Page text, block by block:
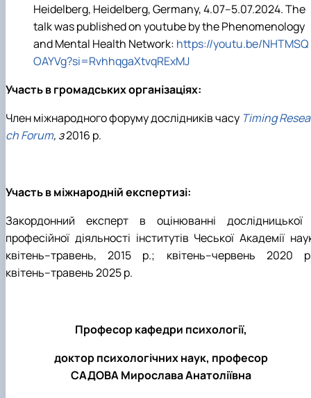
Heidelberg, Heidelberg, Germany, 4.07–5.07.2024. The
talk was published on youtube by the Phenomenology
and Mental Health Network: https://youtu.be/NHTMSQ
OAYVg?si=RvhhqgaXtvqRExMJ
Участь в громадських організаціях:
Член міжнародного форуму дослідників часу Timing
ch Forum, з2016 р.
Участь в міжнародній експертизі:
Закордонний експерт в оцінюванні дослідницької
професійної діяльності інститутів Чеської Академії
квітень–травень, 2015 р.; квітень–червень 2020
квітень–травень 2025 р.
Професор кафедри психології,
доктор психологічних наук, професор
САДОВА Мирослава Анатоліївна